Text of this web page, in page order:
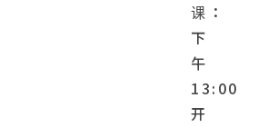
课：
下
午
13:00
开